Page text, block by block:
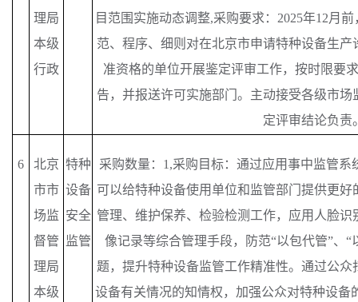
理局
本级
行政
目范围实施动态调整,采购要求：2025年12月
范、程序、细则对在北京市申请特种设备生
准资格的单位开展鉴定评审工作，按时限要
告，并报送许可实施部门。主动接受各级市
定评审结论负责
6
北京
市市
场监
督管
理局
本级
特种
设备
安全
监管
采购数量： 1,采购目标：通过应用事中监管系
可以给特种设备使用单位和监管部门提供更
管理、维护保养、检验检测工作，应用人脸
像记录等综合管理手段，防范“以包代管”、
题，提升特种设备监管工作精准性。通过公
设备有关情况的知情权，加强公众对特种设备